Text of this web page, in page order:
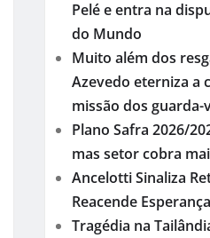
Pelé e entra na
do Mundo
Muito além dos
Azevedo eterniza a
missão dos
Plano Safra 2026/
mas setor cobra
Ancelotti Sinaliza
Reacende
Tragédia na